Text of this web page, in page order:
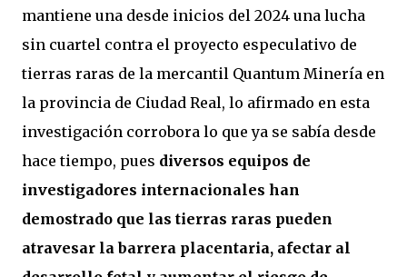
mantiene una desde inicios del 2024 una lucha
sin cuartel contra el proyecto especulativo de
tierras raras de la mercantil Quantum Minería en
la provincia de Ciudad Real, lo afirmado en esta
investigación corrobora lo que ya se sabía desde
hace tiempo, pues diversos equipos de
investigadores internacionales han
demostrado que las tierras raras pueden
atravesar la barrera placentaria, afectar al